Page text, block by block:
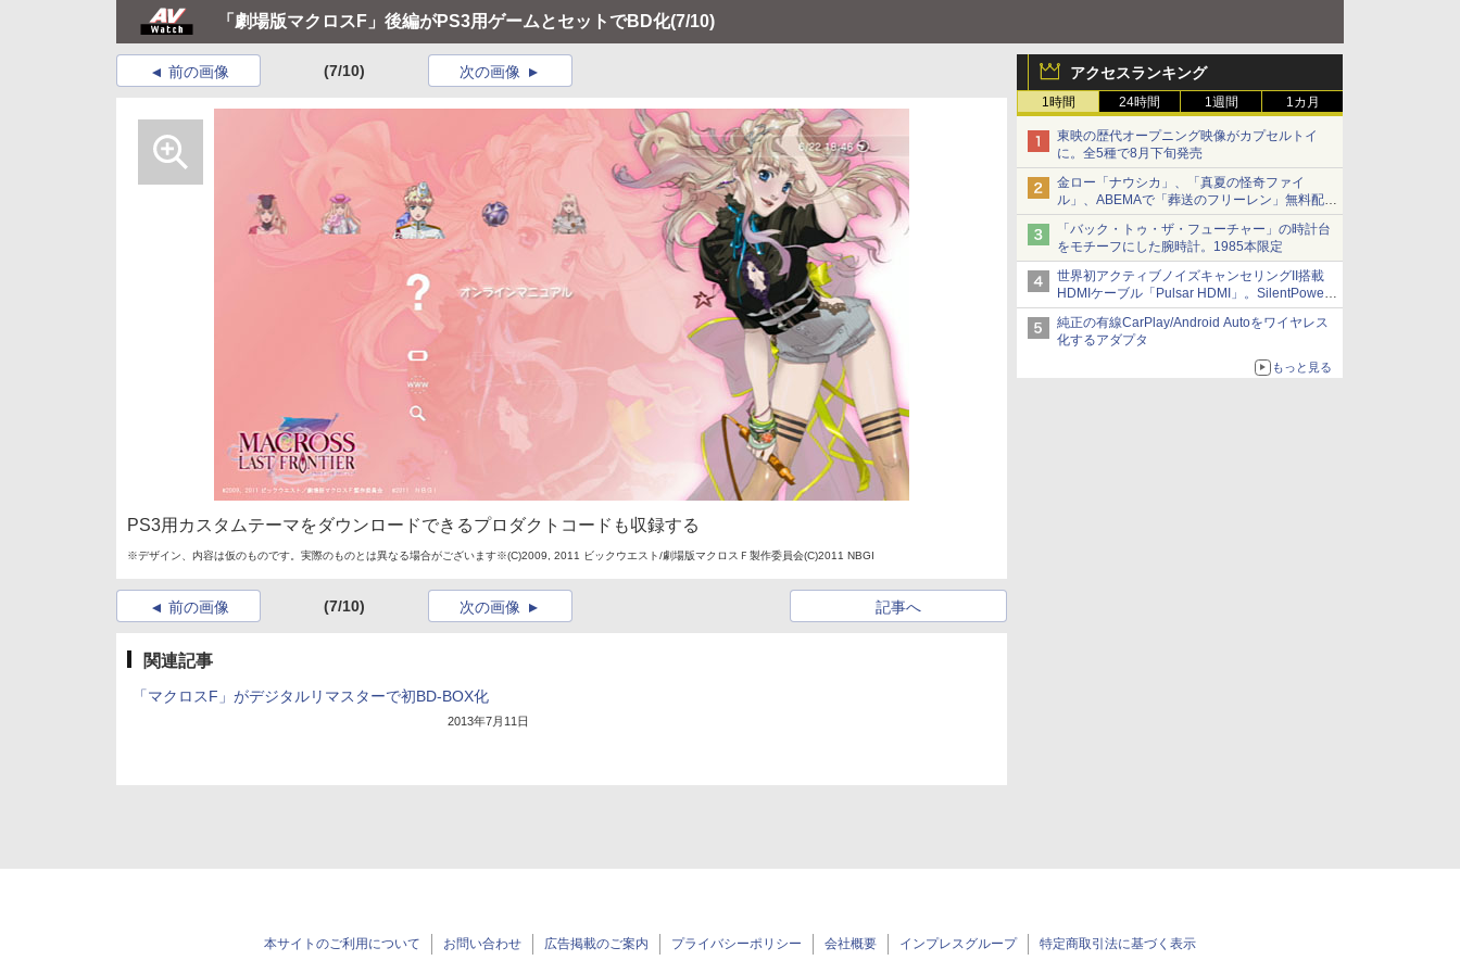
「劇場版マクロスF」後編がPS3用ゲームとセットでBD化(7/10)
アクセスランキング
1時間 24時間 1週間 1カ月
東映の歴代オープニング映像がカプセルトイ
に。全5種で8月下旬発売
金ロー「ナウシカ」、「真夏の怪奇ファイ
ル」、ABEMAで「葬送のフリーレン」無料配信
など。夏の特番・配信情報
「バック・トゥ・ザ・フューチャー」の時計台
をモチーフにした腕時計。1985本限定
世界初アクティブノイズキャンセリングII搭載
HDMIケーブル「Pulsar HDMI」。SilentPower
から
純正の有線CarPlay/Android Autoをワイヤレス
化するアダプタ
もっと見る
前の画像 (7/10) 次の画像
PS3用カスタムテーマをダウンロードできるプロダクトコードも収録する
※デザイン、内容は仮のものです。実際のものとは異なる場合がございます※(C)2009, 2011 ビックウエスト/劇場版マクロスＦ製作委員会(C)2011 NBGI
前の画像 (7/10) 記事へ
次の画像
関連記事
「マクロスF」がデジタルリマスターで初BD-BOX化
2013年7月11日
本サイトのご利用について お問い合わせ 広告掲載のご案内 プライバシーポリシー 会社概要 インプレスグループ 特定商取引法に基づく表示